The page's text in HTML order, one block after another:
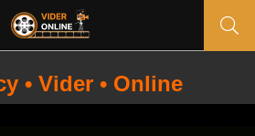
• Vider • Online